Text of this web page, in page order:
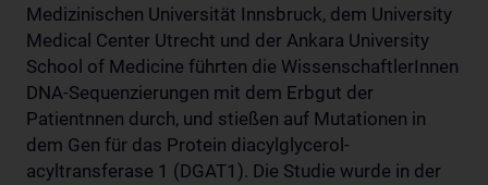
Medizinischen Universität Innsbruck, dem University
Medical Center Utrecht und der Ankara University
School of Medicine führten die WissenschaftlerInnen
DNA-Sequenzierungen mit dem Erbgut der
Patientnnen durch, und stießen auf Mutationen in
dem Gen für das Protein diacylglycerol-
acyltransferase 1 (DGAT1). Die Studie wurde in der